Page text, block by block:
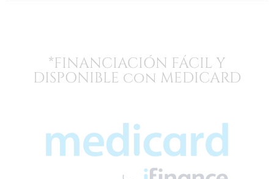
*FINANCIACIÓN FÁCIL Y
DISPONIBLE con MEDICARD